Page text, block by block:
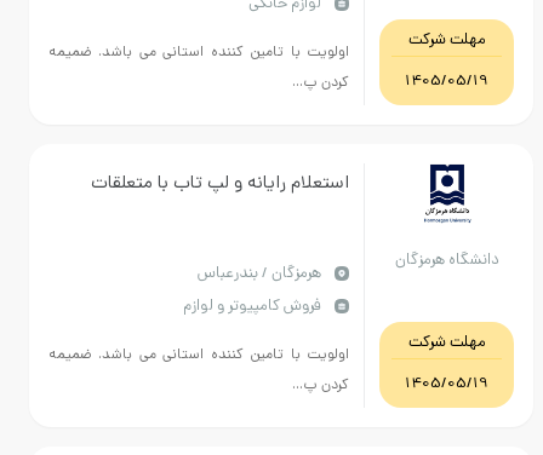
مهلت شرکت
1405/05/19
اولویت با تامین کننده استانی می باشد. ضمیمه
کردن پ...
دانشگاه هرمزگان
مهلت شرکت
1405/05/19
استعلام رایانه و لپ تاب با متعلقات
هرمزگان / بندرعباس
فروش کامپیوتر و لوازم
اولویت با تامین کننده استانی می باشد. ضمیمه
کردن پ...